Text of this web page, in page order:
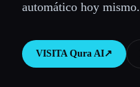
🎓Estudiantes
automático hoy mismo.
VISITA Qura AI↗︎